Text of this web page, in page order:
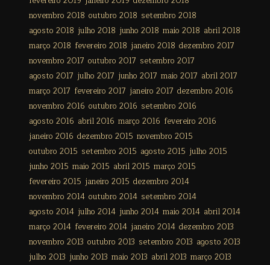
novembro 2018 outubro 2018 setembro 2018
agosto 2018 julho 2018 junho 2018 maio 2018 abril 2018
março 2018 fevereiro 2018 janeiro 2018 dezembro 2017
novembro 2017 outubro 2017 setembro 2017
agosto 2017 julho 2017 junho 2017 maio 2017 abril 2017
março 2017 fevereiro 2017 janeiro 2017 dezembro 2016
novembro 2016 outubro 2016 setembro 2016
agosto 2016 abril 2016 março 2016 fevereiro 2016
janeiro 2016 dezembro 2015 novembro 2015
outubro 2015 setembro 2015 agosto 2015 julho 2015
junho 2015 maio 2015 abril 2015 março 2015
fevereiro 2015 janeiro 2015 dezembro 2014
novembro 2014 outubro 2014 setembro 2014
agosto 2014 julho 2014 junho 2014 maio 2014 abril 2014
março 2014 fevereiro 2014 janeiro 2014 dezembro 2013
novembro 2013 outubro 2013 setembro 2013 agosto 2013
julho 2013 junho 2013 maio 2013 abril 2013 março 2013